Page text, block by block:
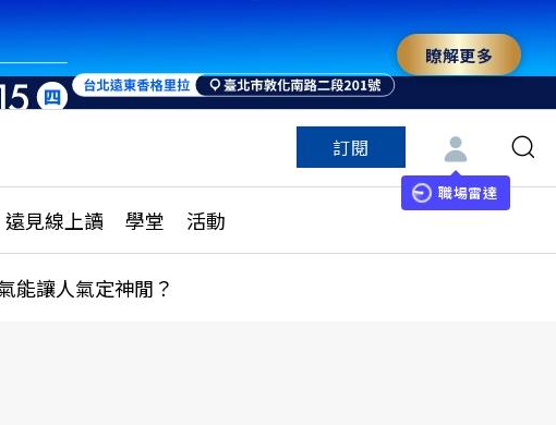
瞭解更多
訂閱
職場雷達
遠見線上讀 學堂 活動
更多訂閱方案
特色頻道
能讓人氣定神閒？